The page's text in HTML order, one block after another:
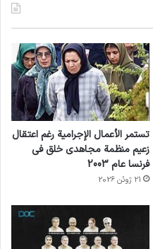
تستمر الأعمال الإجرامية رغم اعتقال
زعيم منظمة مجاهدي خلق في
فرنسا عام 2003
21 ژوئن 2026